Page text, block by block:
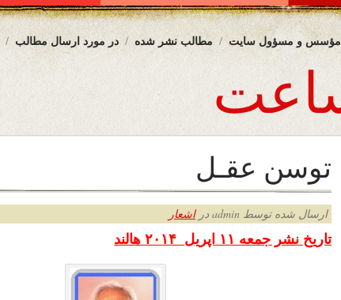
در مورد ارسال مطالب مطالب نشر شده مؤسس و مسؤول سایت
توسن عقـل
ارسال شده توسط admin در اشعار
تاریخ نشر جمعه ۱۱ اپریل ۲۰۱۴ هالند